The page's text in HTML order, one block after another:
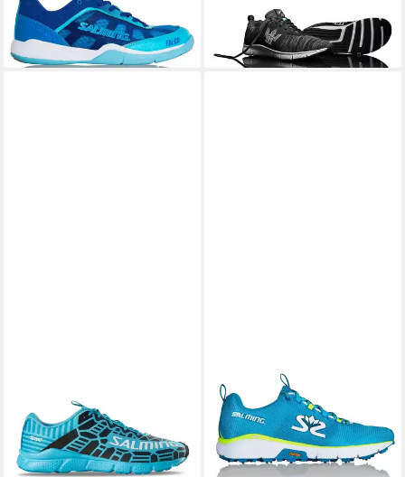
60,48 € UVP109,95 €
-45%
in 4-5 Werktagen bei dir
UVP
in 4-5 Werktagen bei dir
hellblau Damen Laufschuh
79,15 € UVP139,95 €
-43%
in 4-5 Werktagen bei dir
iSpike hellblau Herren
Laufschuh
186,89 € UVP219,95 €
-15%
in 4-5 Werktagen bei dir